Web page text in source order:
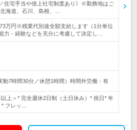
住宅手当や借上社宅制度あり》※勤務地はご
海道、石川、島根、…
万円※残業代別途全額支給します（1分単位
力・経験などを充分に考慮して決定し…
動7時間30分／休憩1時間）時間外労働：有
上＞* 完全週休2日制（土日休み）* 祝日* 年
フレッ…